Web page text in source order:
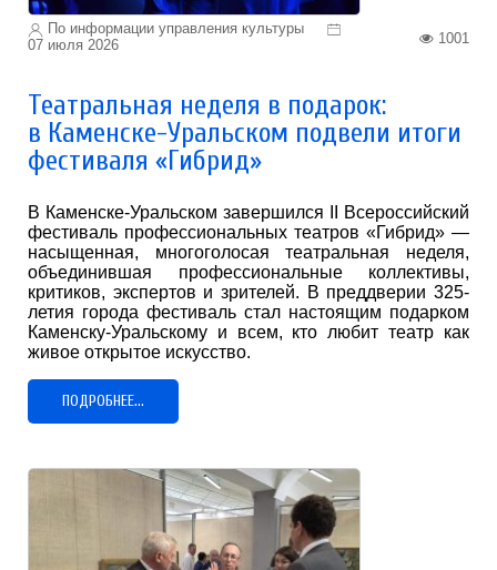
По информации управления культуры
07 июля 2026
1001
Театральная неделя в подарок:
в Каменске-Уральском подвели итоги
фестиваля «Гибрид»
В Каменске-Уральском завершился II Всероссийский
фестиваль профессиональных театров «Гибрид» —
насыщенная, многоголосая театральная неделя,
объединившая профессиональные коллективы,
критиков, экспертов и зрителей. В преддверии 325-
летия города фестиваль стал настоящим подарком
Каменску-Уральскому и всем, кто любит театр как
живое открытое искусство.
ПОДРОБНЕЕ...